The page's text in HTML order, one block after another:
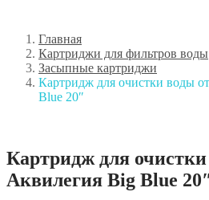
Главная
Картриджи для фильтров воды
Засыпные картриджи
Картридж для очистки воды
Blue 20″
Картридж для
Аквилегия Big Blue